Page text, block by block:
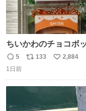
ちいかわのチョコボ
かった😭
返
信
5
リ
ト
133
い
2,884
1日前